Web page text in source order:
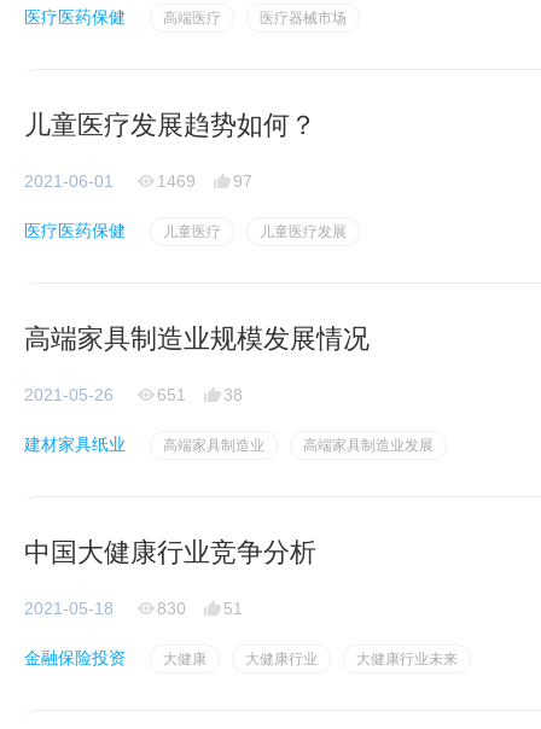
医疗医药保健 高端医疗 医疗器械市场
儿童医疗发展趋势如何？
2021-06-01 1469 97
医疗医药保健 儿童医疗 儿童医疗发展
高端家具制造业规模发展情况
2021-05-26 651 38
建材家具纸业 高端家具制造业 高端家具制造业发展
中国大健康行业竞争分析
2021-05-18 830 51
金融保险投资 大健康 大健康行业 大健康行业未来